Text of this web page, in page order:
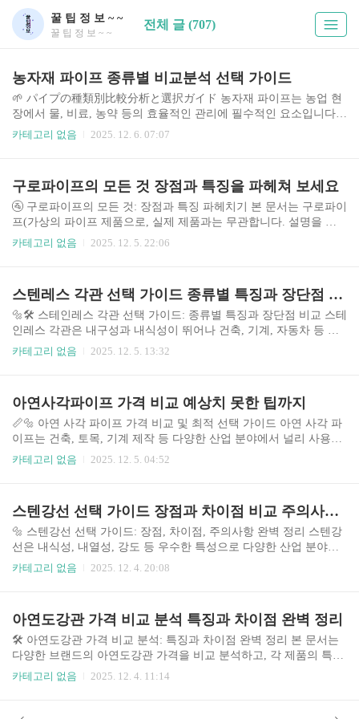
꿀 팁 정 보 ~ ~
꿀 팁 정 보 ~ ~
전체 글 (707)
농자재 파이프 종류별 비교분석 선택 가이드
🌱 パイプの種類別比較分析と選択ガイド 농자재 파이프는 농업 현
장에서 물, 비료, 농약 등의 효율적인 관리에 필수적인 요소입니다.
최근 스마트팜 기술의 발전과 함께 다양한 소재, 기능, 형태의 파이
종류를 비교 분석하고, 농가의 상황에 맞는 최적의 선택을 위한 정보
를 제공합니다. 📊 시장 현황 및 중요성 국내 농자재 파이프 시장은
지속적인 성장세를 보이고 있습니다. 스마트팜 확산과 농업 자동화
추세에 따라 내구성과 효율성이 높은 파이프에 대한 수요가 증가하
고..
카테고리 없음 2025. 12. 6. 07:07
구로파이프의 모든 것 장점과 특징을 파헤쳐 보세요
🚰 구로파이프의 모든 것: 장점과 특징 파헤치기 본 문서는 구로파이
프(가상의 파이프 제품으로, 실제 제품과는 무관합니다. 설명을 위
한 가상 제품입니다.)의 모든 측면을 깊이 있게 분석하여, 제품 선택
직면하고 있습니다. 본 분석에서는 구로파이프를 중심으로, 다양한
측면을 객관적으로 비교 분석하여 소비자의 현명한 구매 결정을 돕
고자 합니다. 🤔 주제의 중요성 및 배경 파이프는 건축, 토목, 산업
시설 등 다양한 분야에서 필수적인 자재입니다. 수자원 공급, 하수
처리,..
카테고리 없음 2025. 12. 5. 22:06
스텐레스 각관 선택 가이드 종류별 특징과 장단점 비교
🔩🛠️ 스테인레스 각관 선택 가이드: 종류별 특징과 장단점 비교 스테
인레스 각관은 내구성과 내식성이 뛰어나 건축, 기계, 자동차 등 다
양한 산업 분야에서 널리 사용됩니다. 하지만 다양한 종류의 스테인
품 선택에 도움을 드리고자 합니다. 최근 스테인레스 가격 상승과 친
환경 소재에 대한 관심 증가로 인해, 경제성과 내구성을 동시에 고려
한 스테인레스 각관 선택이 더욱 중요해지고 있습니다. 또한, 최근에
는 고강도, 고내식성 등 특수 기능을 갖춘 스테인레스 각관의 수요가
증가하고 있으며, 이러한..
카테고리 없음 2025. 12. 5. 13:32
아연사각파이프 가격 비교 예상치 못한 팁까지
📏🔩 아연 사각 파이프 가격 비교 및 최적 선택 가이드 아연 사각 파
이프는 건축, 토목, 기계 제작 등 다양한 산업 분야에서 널리 사용되
는 필수 자재입니다. 내구성과 경제성을 고려하여 적절한 제품을 선
징, 장단점을 비교 분석하여 최적의 선택을 위한 정보를 제공합니다.
특히, 소비자들이 흔히 간과하는 부분까지 세심하게 고려하여 실질
적인 도움을 드리고자 노력했습니다. 아연 도금의 두께, 파이프의 강
도, 제조사의 신뢰도 등을 종합적으로 평가하여 여러분의 현명한 구
매를 돕겠습니다. ..
카테고리 없음 2025. 12. 5. 04:52
스텐강선 선택 가이드 장점과 차이점 비교 주의사항까지 완벽 정리
🔩 스텐강선 선택 가이드: 장점, 차이점, 주의사항 완벽 정리 스텐강
선은 내식성, 내열성, 강도 등 우수한 특성으로 다양한 산업 분야에
서 널리 사용됩니다. 건축, 자동차, 의료, 조선 등의 분야에서 구조물
질, 강도, 표면처리 등의 차이에 따라 가격과 성능이 다르게 나타납
니다. 따라서 목적에 맞는 스텐강선을 선택하는 것은 매우 중요하며,
잘못된 선택은 구조물의 안전성과 수명에 직접적인 영향을 미칠 수
있습니다. 본 가이드에서는 다양한 스텐강선의 특징을 비교 분석하
고, 선택 시 고려해야 할..
카테고리 없음 2025. 12. 4. 20:08
아연도강관 가격 비교 분석 특징과 차이점 완벽 정리
🛠️ 아연도강관 가격 비교 분석: 특징과 차이점 완벽 정리 본 문서는
다양한 브랜드의 아연도강관 가격을 비교 분석하고, 각 제품의 특징
과 차이점을 상세히 정리하여 소비자의 현명한 구매를 돕고자 작성
질, 내구성 등 다양한 요소를 고려해야 하는 상황입니다. 본 분석을
카테고리 없음 2025. 12. 4. 11:14